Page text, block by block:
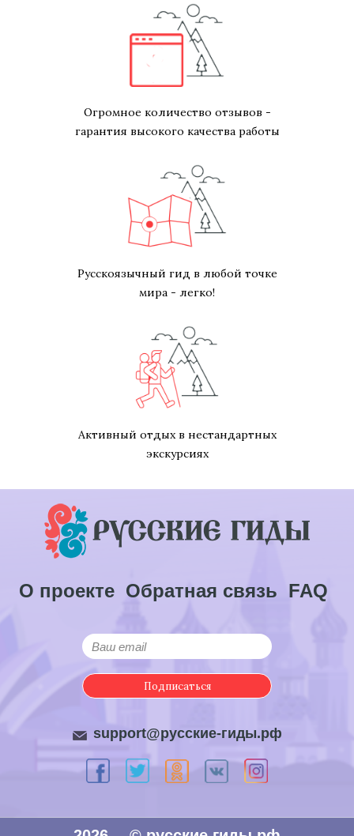
Огромное количество отзывов -
гарантия высокого качества работы
Русскоязычный гид в любой точке
мира - легко!
Активный отдых в нестандартных
экскурсиях
О проекте Обратная связь FAQ
Подписаться
support@русские-гиды.рф